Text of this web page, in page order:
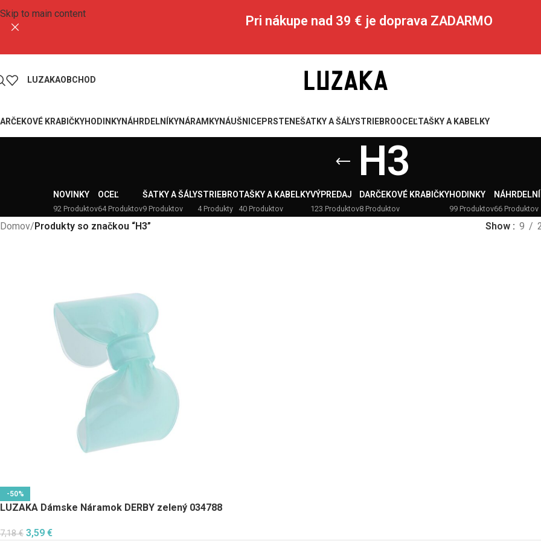
Skip to main content Pri nákupe nad 39 € je doprava ZADARMO
LUZAKAOBCHOD
KRABIČKYHODINKYNÁHRDELNÍKYNÁRAMKYNÁUŠNICEPRSTENEŠATKY A ŠÁLYSTRIEBROOCEĽTAŠKY A KABELKY
H3
NOVINKY
92 Produktov
OCEĽ
64 Produktov
ŠATKY A ŠÁLY
9 Produktov
STRIEBRO
4 Produkty
TAŠKY A KABELKY
40 Produktov
VÝPREDAJ
123 Produktov
DARČEKOVÉ KRABIČKY
8 Produktov
HODINKY
99 Produktov66 Produktov
Domov/Produkty so značkou “H3” Show 9
-50%
LUZAKA Dámske Náramok DERBY zelený 034788
7,18€ 3,59 €